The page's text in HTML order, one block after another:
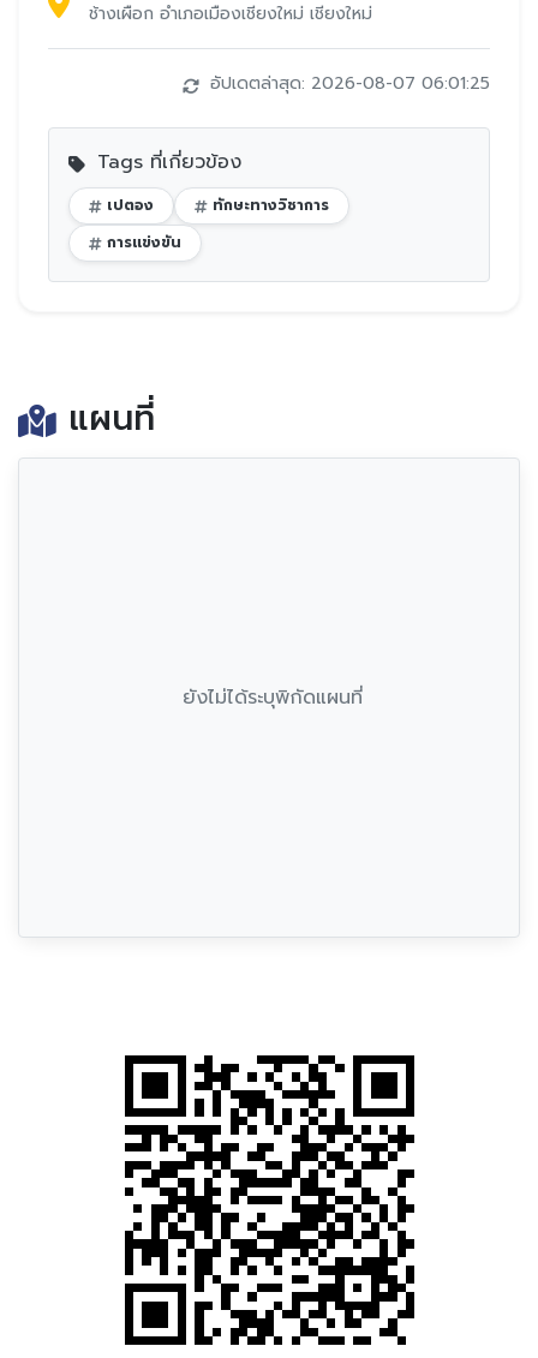
ช้างเผือก อำเภอเมืองเชียงใหม่ เชียงใหม่
อัปเดตล่าสุด: 2026-08-07 06:01:25
Tags ที่เกี่ยวข้อง
เปตอง
ทักษะทางวิชาการ
การแข่งขัน
แผนที่
ยังไม่ได้ระบุพิกัดแผนที่